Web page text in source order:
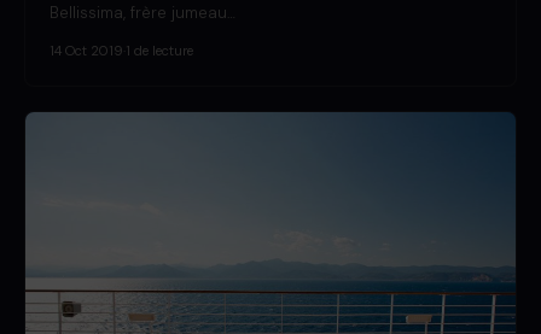
Bellissima, frère jumeau…
14 Oct 2019 1 de lecture